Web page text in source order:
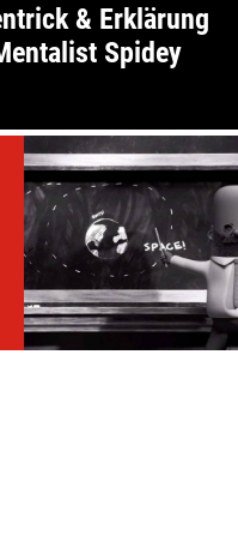
& Erklärung
Spidey